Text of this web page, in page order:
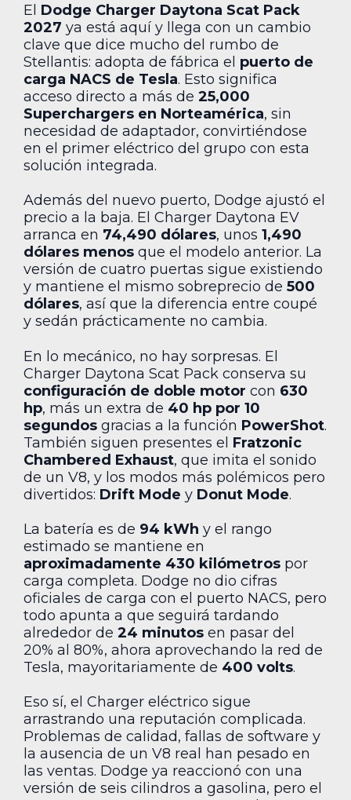
El Dodge Charger Daytona Scat Pack
2027 ya está aquí y llega con un cambio
clave que dice mucho del rumbo de
Stellantis: adopta de fábrica el puerto de
carga NACS de Tesla. Esto significa
acceso directo a más de 25,000
Superchargers en Norteamérica, sin
necesidad de adaptador, convirtiéndose
en el primer eléctrico del grupo con esta
solución integrada.
Además del nuevo puerto, Dodge ajustó el
precio a la baja. El Charger Daytona EV
arranca en 74,490 dólares, unos 1,490
dólares menos que el modelo anterior. La
versión de cuatro puertas sigue existiendo
y mantiene el mismo sobreprecio de 500
dólares, así que la diferencia entre coupé
y sedán prácticamente no cambia.
En lo mecánico, no hay sorpresas. El
Charger Daytona Scat Pack conserva su
configuración de doble motor con 630
hp, más un extra de 40 hp por 10
segundos gracias a la función PowerShot.
También siguen presentes el Fratzonic
Chambered Exhaust, que imita el sonido
de un V8, y los modos más polémicos pero
divertidos: Drift Mode y Donut Mode.
La batería es de 94 kWh y el rango
estimado se mantiene en
aproximadamente 430 kilómetros por
carga completa. Dodge no dio cifras
oficiales de carga con el puerto NACS, pero
todo apunta a que seguirá tardando
alrededor de 24 minutos en pasar del
20% al 80%, ahora aprovechando la red de
Tesla, mayoritariamente de 400 volts.
Eso sí, el Charger eléctrico sigue
arrastrando una reputación complicada.
Problemas de calidad, fallas de software y
la ausencia de un V8 real han pesado en
las ventas. Dodge ya reaccionó con una
versión de seis cilindros a gasolina, pero el